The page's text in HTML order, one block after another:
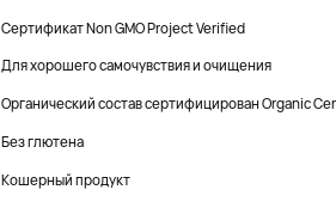
Сертификат Non GMO Project Verified
Для хорошего самочувствия и очищения
Органический состав сертифицирован Organic
Без глютена
Кошерный продукт